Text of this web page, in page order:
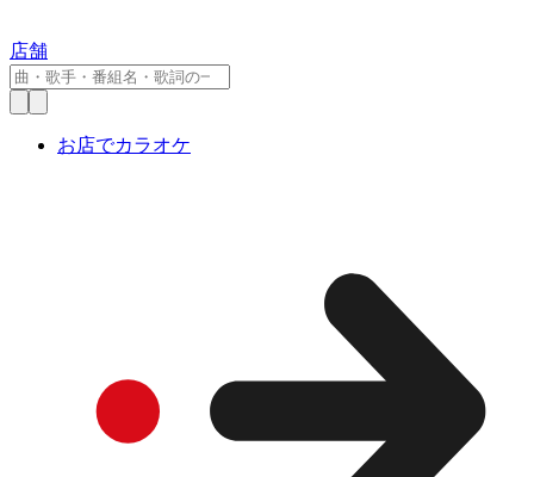
店舗
お店でカラオケ